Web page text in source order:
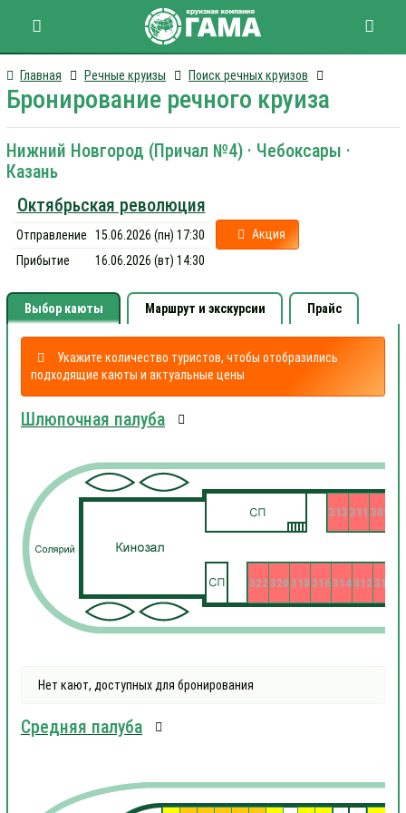
Главная Речные круизы Поиск речных круизов
Бронирование речного круиза
Нижний Новгород (Причал №4) · Чебоксары ·
Казань
Октябрьская революция
Отправление
15.06.2026 (пн) 17:30
Прибытие
16.06.2026 (вт) 14:30
Акция
Выбор каюты Маршрут и экскурсии Прайс
Укажите количество туристов, чтобы отобразились
подходящие каюты и актуальные цены
Шлюпочная палуба
309
310
311
312
313
314
316
318
320
322
Нет кают, доступных для бронирования
Средняя палуба